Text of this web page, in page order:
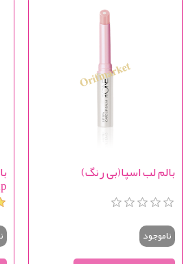
بالم لب اسپا(بی رنگ)
ناموجود